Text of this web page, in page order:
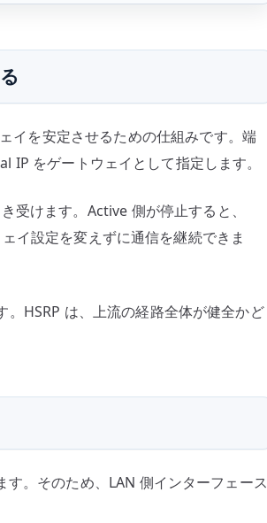
イを安定させるための仕組みです。端
をゲートウェイとして指定します。
けます。Active 側が停止すると、
イ設定を変えずに通信を継続できま
HSRP は、上流の経路全体が健全かど
。そのため、LAN 側インターフェース